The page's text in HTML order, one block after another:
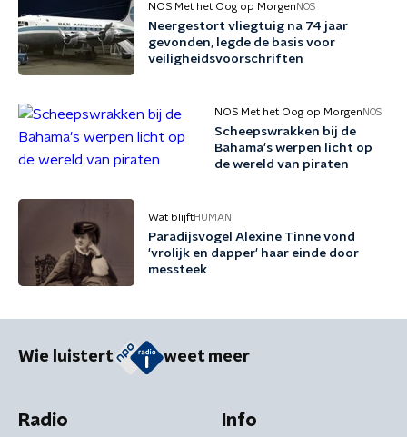
NOS Met het Oog op Morgen NOS
Neergestort vliegtuig na 74 jaar
gevonden, legde de basis voor
veiligheidsvoorschriften
NOS Met het Oog op Morgen NOS
Scheepswrakken bij de
Bahama's werpen licht op
de wereld van piraten
Wat blijftHUMAN
Paradijsvogel Alexine Tinne vond
'vrolijk en dapper' haar einde door
messteek
Wie luistert weet meer
Radio Info